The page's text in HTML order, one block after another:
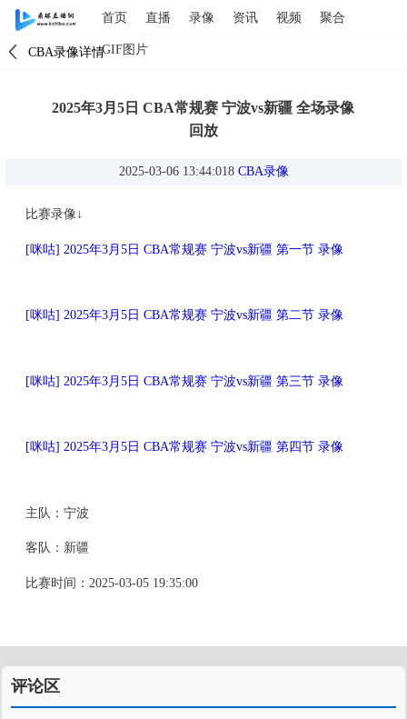
首页 直播 录像 资讯 视频 聚合
GIF图片
CBA录像详情
2025年3月5日 CBA常规赛 宁波vs新疆 全场录像
回放
2025-03-06 13:44:018 CBA录像
比赛录像↓
[咪咕] 2025年3月5日 CBA常规赛 宁波vs新疆 第一节 录像
[咪咕] 2025年3月5日 CBA常规赛 宁波vs新疆 第二节 录像
[咪咕] 2025年3月5日 CBA常规赛 宁波vs新疆 第三节 录像
[咪咕] 2025年3月5日 CBA常规赛 宁波vs新疆 第四节 录像
主队：宁波
客队：新疆
比赛时间：2025-03-05 19:35:00
评论区